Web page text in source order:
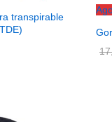
transpirable